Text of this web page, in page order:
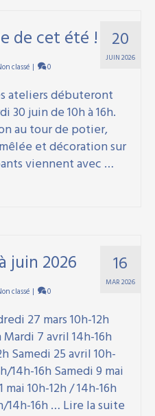
20
JUIN 2026
de cet été !
classé | 0
ateliers débuteront
30 juin de 10h à 16h.
au tour de potier,
et décoration sur
viennent avec …
16
MAR 2026
juin 2026
classé | 0
27 mars 10h-12h
7 avril 14h-16h
Samedi 25 avril 10h-
14h-16h Samedi 9 mai
mai 10h-12h / 14h-16h
14h-16h … Lire la suite